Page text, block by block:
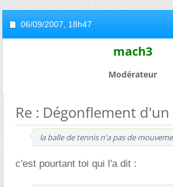
06/09/2007, 18h47
mach3
Modérateur
Re : Dégonflement
la balle de tennis n'a pas de
c'est pourtant toi qui l'a dit :